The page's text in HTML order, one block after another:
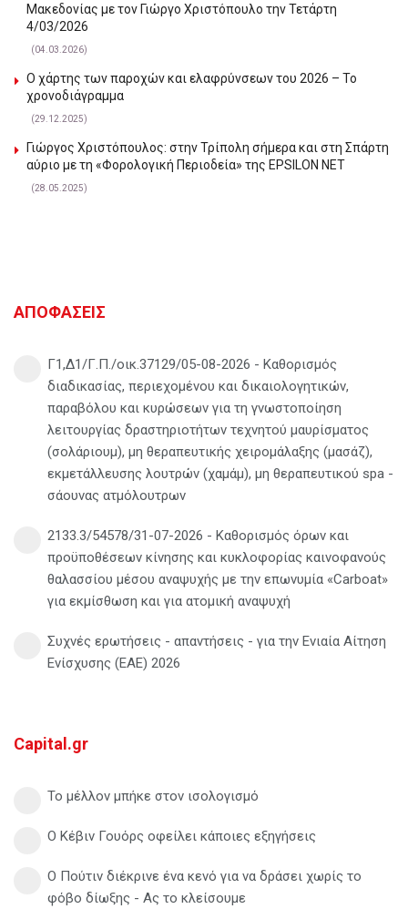
Μακεδονίας με τον Γιώργο Χριστόπουλο την Τετάρτη
4/03/2026
(04.03.2026)
Ο χάρτης των παροχών και ελαφρύνσεων του 2026 – Το
χρονοδιάγραμμα
(29.12.2025)
Γιώργος Χριστόπουλος: στην Τρίπολη σήμερα και στη Σπάρτη
αύριο με τη «Φορολογική Περιοδεία» της EPSILON NET
(28.05.2025)
ΑΠΟΦΑΣΕΙΣ
Γ1,Δ1/Γ.Π./οικ.37129/05-08-2026 - Καθορισμός
διαδικασίας, περιεχομένου και δικαιολογητικών,
παραβόλου και κυρώσεων για τη γνωστοποίηση
λειτουργίας δραστηριοτήτων τεχνητού μαυρίσματος
(σολάριουμ), μη θεραπευτικής χειρομάλαξης (μασάζ),
εκμετάλλευσης λουτρών (χαμάμ), μη θεραπευτικού spa -
σάουνας ατμόλουτρων
2133.3/54578/31-07-2026 - Καθορισμός όρων και
προϋποθέσεων κίνησης και κυκλοφορίας καινοφανούς
θαλασσίου μέσου αναψυχής με την επωνυμία «Carboat»
για εκμίσθωση και για ατομική αναψυχή
Συχνές ερωτήσεις - απαντήσεις - για την Ενιαία Αίτηση
Ενίσχυσης (ΕΑΕ) 2026
Capital.gr
Το μέλλον μπήκε στον ισολογισμό
Ο Κέβιν Γουόρς οφείλει κάποιες εξηγήσεις
Ο Πούτιν διέκρινε ένα κενό για να δράσει χωρίς το
φόβο δίωξης - Ας το κλείσουμε